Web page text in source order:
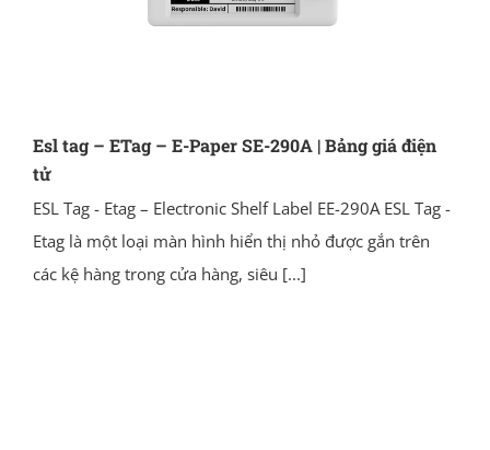
Esl tag – ETag – E-Paper SE-290A | Bảng giá điện
tử
ESL Tag - Etag – Electronic Shelf Label EE-290A ESL Tag -
Etag là một loại màn hình hiển thị nhỏ được gắn trên
các kệ hàng trong cửa hàng, siêu [...]